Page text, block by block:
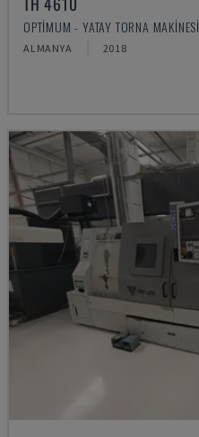
OPTIMUM - YATAY TORNA MAKINESI
ALMANYA 2018